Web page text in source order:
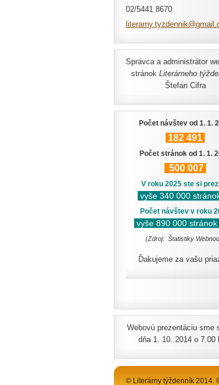
02/5441 8670
literarny.tyzdennik@gmai
Správca a administrátor
stránok Literárneho
Štefan Cifra
Počet návštev od 1. 1.
182 491
Počet stránok od 1. 1.
500 007
V roku 2025 ste si
vyše 340 000
Počet návštev v roku
vyše 890 000 stránok
(Zdroj: Štatistiky
Ďakujeme za vašu
Webovú prezentáciu sme
dňa 1. 10. 2014 o 7.00
© Literárny týždenník 2014.